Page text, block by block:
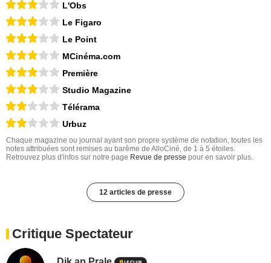
L'Obs
Le Figaro
Le Point
MCinéma.com
Première
Studio Magazine
Télérama
Urbuz
Chaque magazine ou journal ayant son propre système de notation, toutes les
notes attribuées sont remises au barême de AlloCiné, de 1 à 5 étoiles.
Retrouvez plus d'infos sur notre page Revue de presse pour en savoir plus.
12 articles de presse
Critique Spectateur